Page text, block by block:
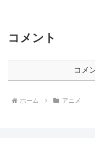
コメント
コメ
ホーム アニメ